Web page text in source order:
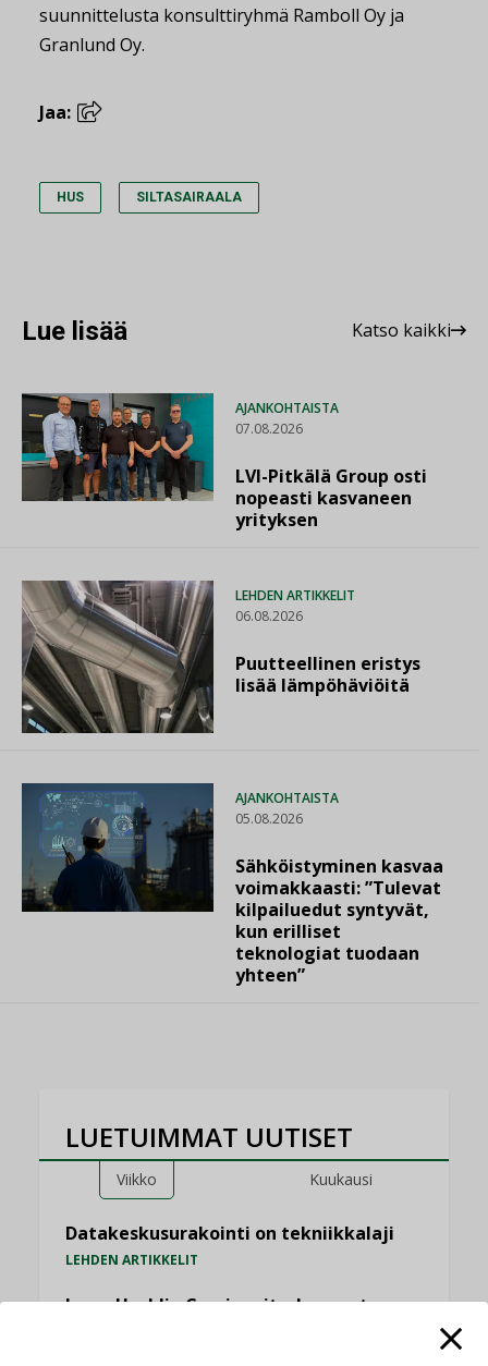
suunnittelusta konsulttiryhmä Ramboll Oy ja
Granlund Oy.
Jaa:
HUS SILTASAIRAALA
Lue lisää Katso kaikki
AJANKOHTAISTA
07.08.2026
LVI-Pitkälä Group osti
nopeasti kasvaneen
yrityksen
LEHDEN ARTIKKELIT
06.08.2026
Puutteellinen eristys
lisää lämpöhäviöitä
AJANKOHTAISTA
05.08.2026
Sähköistyminen kasvaa
voimakkaasti: ”Tulevat
kilpailuedut syntyvät,
kun erilliset
teknologiat tuodaan
yhteen”
LUETUIMMAT UUTISET
Viikko Kuukausi
Datakeskusurakointi on tekniikkalaji
LEHDEN ARTIKKELIT
Jarno Hacklin Cervin yrityskaupasta: